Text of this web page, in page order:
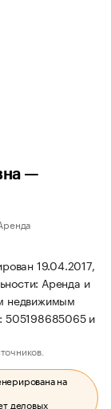
—
19.04.2017,
Аренда и
недвижимым
505198685065 и
на
деловых